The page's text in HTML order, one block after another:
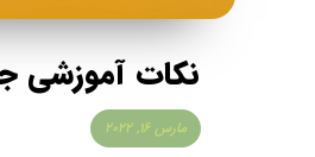
نکات آموزشی
مارس ۱۶, ۲۰۲۲